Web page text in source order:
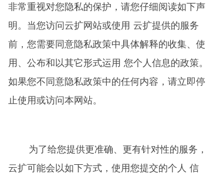
非常重视对您隐私的保护，请您仔细阅读如下声
明。当您访问云扩网站或使用 云扩提供的服务
前，您需要同意隐私政策中具体解释的收集、使
用、公布和以其它形式运用 您个人信息的政策。
如果您不同意隐私政策中的任何内容，请立即停
止使用或访问本网站。
为了给您提供更准确、更有针对性的服务，
云扩可能会以如下方式，使用您提交的个人 信